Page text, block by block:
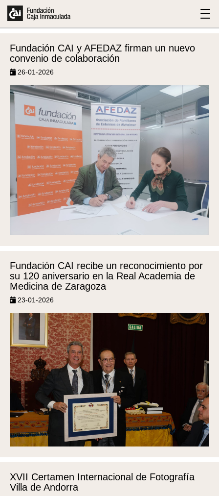
Fundación CAI y AFEDAZ firman un nuevo
convenio de colaboración
26-01-2026
Fundación CAI recibe un reconocimiento por
su 120 aniversario en la Real Academia de
Medicina de Zaragoza
23-01-2026
XVII Certamen Internacional de Fotografía
Villa de Andorra